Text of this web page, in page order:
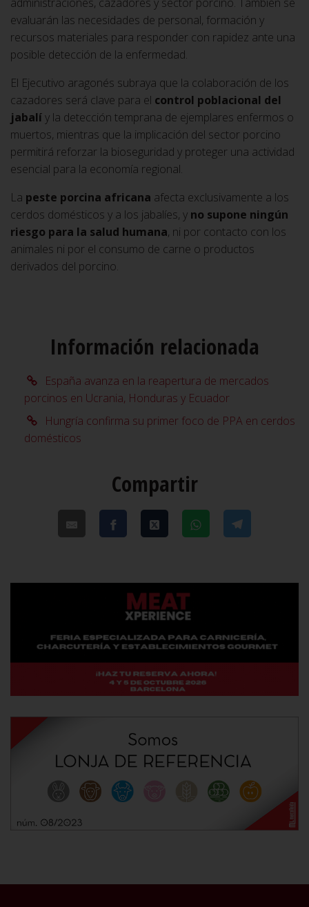
administraciones, cazadores y sector porcino. También se
evaluarán las necesidades de personal, formación y
recursos materiales para responder con rapidez ante una
posible detección de la enfermedad.
El Ejecutivo aragonés subraya que la colaboración de los
cazadores será clave para el control poblacional del
jabalíy la detección temprana de ejemplares enfermos o
muertos, mientras que la implicación del sector porcino
permitirá reforzar la bioseguridad y proteger una actividad
esencial para la economía regional.
La peste porcina africana afecta exclusivamente a los
cerdos domésticos y a los jabalíes, y no supone ningún
riesgo para la salud humana, ni por contacto con los
animales ni por el consumo de carne o productos
derivados del porcino.
Información relacionada
España avanza en la reapertura de mercados
porcinos en Ucrania, Honduras y Ecuador
Hungría confirma su primer foco de PPA en cerdos
domésticos
Compartir